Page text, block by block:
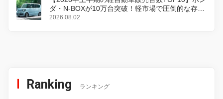
ダ・N-BOXが10万台突破！軽市場で圧倒的な存在
感
2026.08.02
Ranking ランキング